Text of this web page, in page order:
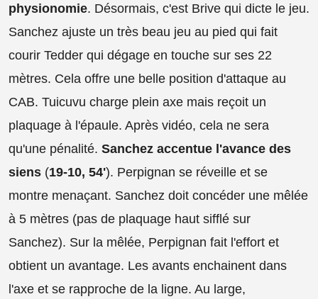
physionomie. Désormais, c'est Brive qui dicte le jeu.
Sanchez ajuste un très beau jeu au pied qui fait
courir Tedder qui dégage en touche sur ses 22
mètres. Cela offre une belle position d'attaque au
CAB. Tuicuvu charge plein axe mais reçoit un
plaquage à l'épaule. Après vidéo, cela ne sera
qu'une pénalité. Sanchez accentue l'avance des
siens (19-10, 54'). Perpignan se réveille et se
montre menaçant. Sanchez doit concéder une mêlée
à 5 mètres (pas de plaquage haut sifflé sur
Sanchez). Sur la mêlée, Perpignan fait l'effort et
obtient un avantage. Les avants enchainent dans
l'axe et se rapproche de la ligne. Au large,